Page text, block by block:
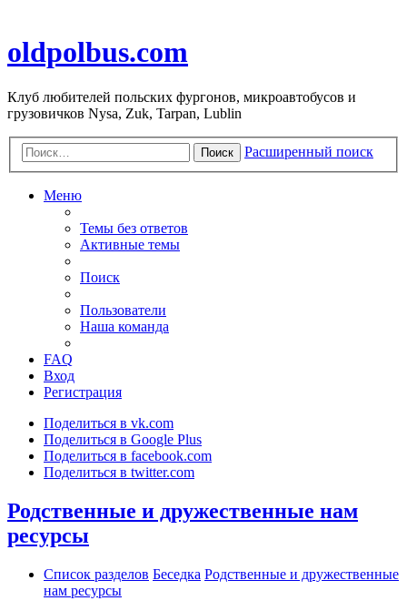
oldpolbus.com
Клуб любителей польских фургонов, микроавтобусов и
грузовичков Nysa, Zuk, Tarpan, Lublin
Поиск Расширенный поиск
Меню
Темы без ответов
Активные темы
Поиск
Пользователи
Наша команда
FAQ
Вход
Регистрация
Поделиться в vk.com
Поделиться в Google Plus
Поделиться в facebook.com
Поделиться в twitter.com
Родственные и дружественные нам
ресурсы
Список разделов Беседка Родственные и дружественные
нам ресурсы